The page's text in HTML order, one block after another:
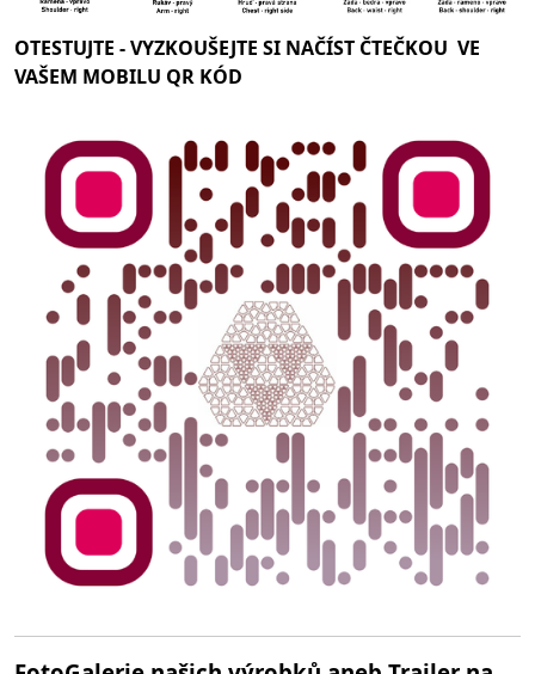
OTESTUJTE -VYZKOUŠEJTE SI NAČÍST ČTEČKOU VE
VAŠEM MOBILU QR KÓD